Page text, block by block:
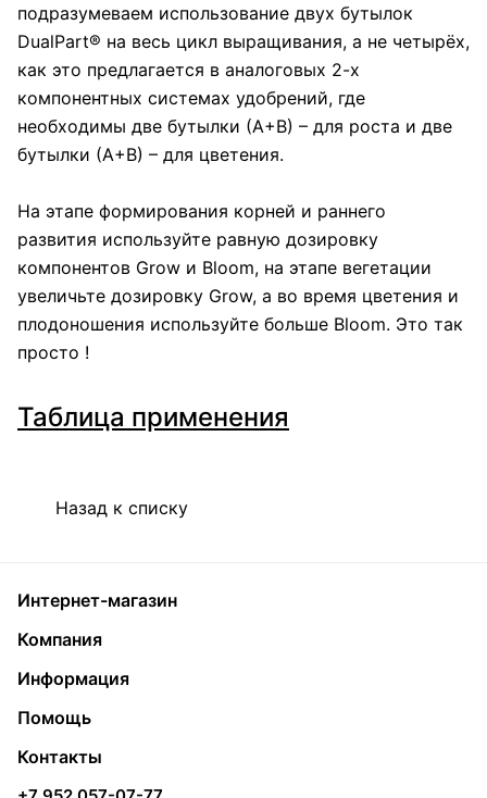
подразумеваем использование двух бутылок
DualPart® на весь цикл выращивания, а не четырёх,
как это предлагается в аналоговых 2-х
компонентных системах удобрений, где
необходимы две бутылки (А+В) – для роста и две
бутылки (А+В) – для цветения.
На этапе формирования корней и раннего
развития используйте равную дозировку
компонентов Grow и Bloom, на этапе вегетации
увеличьте дозировку Grow, а во время цветения и
плодоношения используйте больше Bloom. Это так
просто !
Таблица применения
Назад к списку
Интернет-магазин
Компания
Информация
Помощь
Контакты